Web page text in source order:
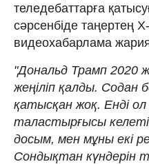
теледебаттарға
сәрсенбіде таңертең
видеохабарлама
"Дональд Трамп 2020
жеңіліп қалды. Содан
қатысқан жоқ. Енді ол
таластырғысы
досым, мен мұны екі
Сондықтан күндерін